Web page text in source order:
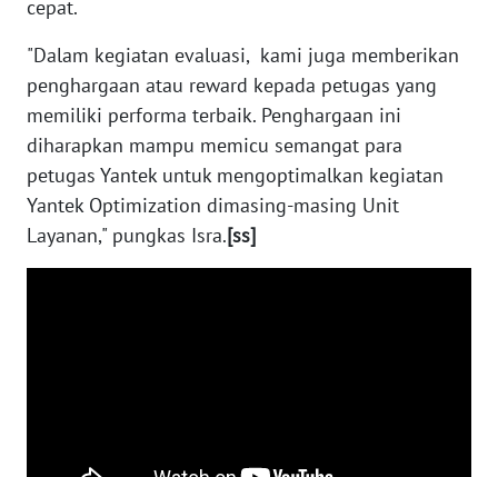
cepat.
"Dalam kegiatan evaluasi, kami juga memberikan
penghargaan atau reward kepada petugas yang
memiliki performa terbaik. Penghargaan ini
diharapkan mampu memicu semangat para
petugas Yantek untuk mengoptimalkan kegiatan
Yantek Optimization dimasing-masing Unit
Layanan," pungkas Isra.[ss]
BABEL
WN
SUMBAR
WN
SUMSEL
JATENG